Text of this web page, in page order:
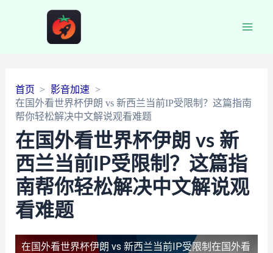
首页
影音加速
在国外看世界杯伊朗 vs 新西兰当前IP受限制？这篇指南
帮你轻松解决中文解说观看难题
在国外看世界杯伊朗 vs 新
西兰当前IP受限制？这篇指
南帮你轻松解决中文解说观
看难题
在国外看世界杯伊朗 vs 新西兰当前IP受限制 在国外看